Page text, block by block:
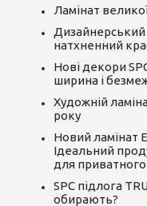
Ламінат
Дизайнерський
натхненний
Нові декори
ширина і
Художній
року
Новий ламінат
Ідеальний
для
SPC підлога
обирають?